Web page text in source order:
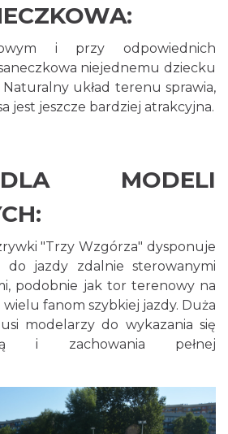
i przy odpowiednich
niejednemu dziecku
układ terenu sprawia,
jest jeszcze bardziej atrakcyjna.
MODELI
"Trzy Wzgórza" dysponuje
do jazdy zdalnie sterowanymi
podobnie jak tor terenowy na
fanom szybkiej jazdy. Duża
modelarzy do wykazania się
i zachowania pełnej